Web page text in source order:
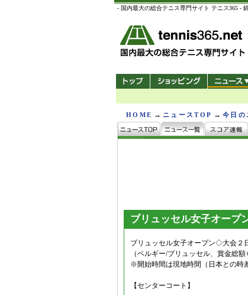
- 国内最大の総合テニス専門サイト テニス365 -
HOME → ニュースTOP →今日の
ブリュッセル女子オープ
ブリュッセル女子オープン◇大会２
（ベルギー/ブリュッセル、賞金総
※開始時間は現地時間（日本との時
【センターコート】